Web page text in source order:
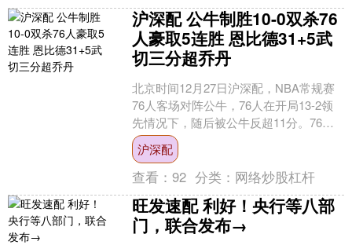
沪深配 公牛制胜10-0双杀76
人豪取5连胜 恩比德31+5武
切三分超乔丹
北京时间12月27日沪深配，NBA常规赛
76人客场对阵公牛，76人在开局13-2领
先情况下，随后被公牛反超11分。76人
随后再度反超比分，但最后时刻被公牛
一波1....
沪深配
查看：92 分类： 网络炒股杠杆
旺发速配 利好！央行等八部
门，联合发布→